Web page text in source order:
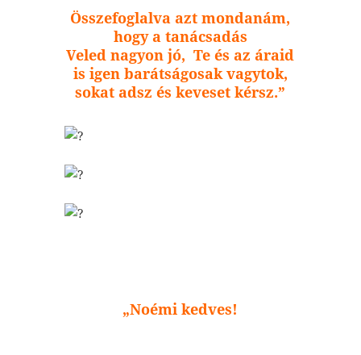
Összefoglalva azt mondanám,
hogy a tanácsadás
Veled nagyon jó, Te és az áraid
is igen barátságosak vagytok,
sokat adsz és keveset kérsz.”
„Noémi kedves!